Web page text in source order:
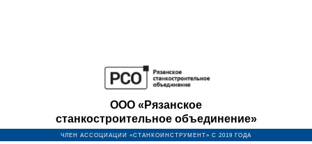
ООО «Рязанское
станкостроительное объединение»
ЧЛЕН АССОЦИАЦИИ «СТАНКОИНСТРУМЕНТ» С 2019 ГОДА